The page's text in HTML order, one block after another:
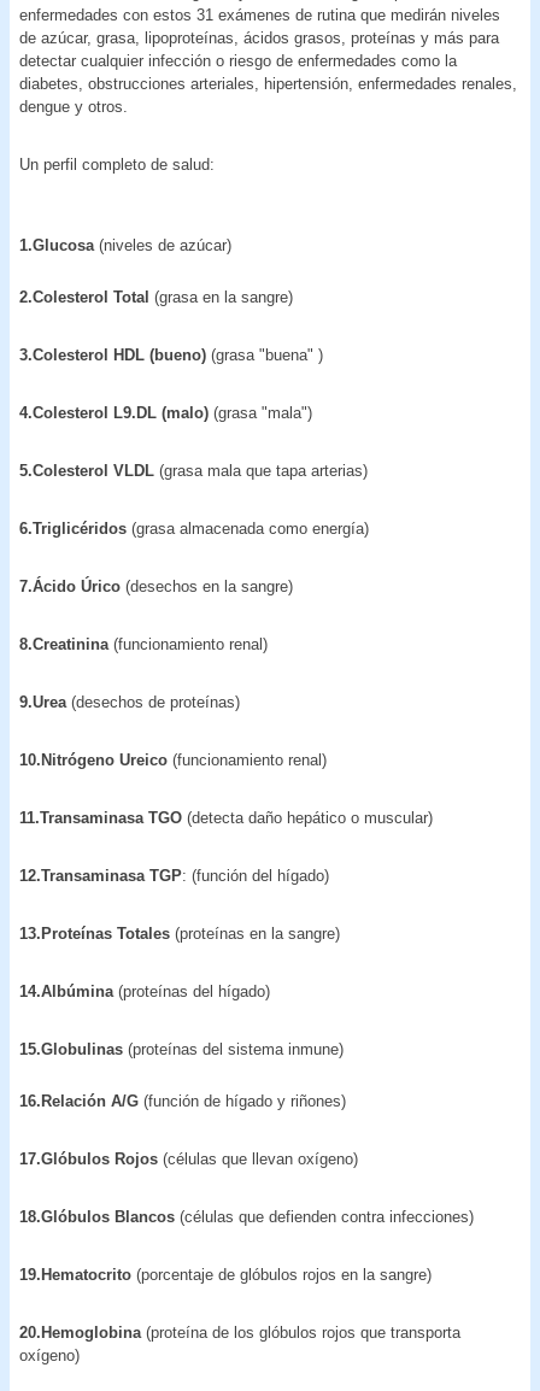
enfermedades con estos 31 exámenes de rutina que medirán niveles
de azúcar, grasa, lipoproteínas, ácidos grasos, proteínas y más para
detectar cualquier infección o riesgo de enfermedades como la
diabetes, obstrucciones arteriales, hipertensión, enfermedades renales,
dengue y otros.
Un perfil completo de salud:
1.Glucosa (niveles de azúcar)
2.Colesterol Total (grasa en la sangre)
3.Colesterol HDL (bueno) (grasa "buena" )
4.Colesterol L9.DL (malo) (grasa "mala")
5.Colesterol VLDL (grasa mala que tapa arterias)
6.Triglicéridos (grasa almacenada como energía)
7.Ácido Úrico (desechos en la sangre)
8.Creatinina (funcionamiento renal)
9.Urea (desechos de proteínas)
10.Nitrógeno Ureico (funcionamiento renal)
11.Transaminasa TGO (detecta daño hepático o muscular)
12.Transaminasa TGP: (función del hígado)
13.Proteínas Totales (proteínas en la sangre)
14.Albúmina (proteínas del hígado)
15.Globulinas (proteínas del sistema inmune)
16.Relación A/G (función de hígado y riñones)
17.Glóbulos Rojos (células que llevan oxígeno)
18.Glóbulos Blancos (células que defienden contra infecciones)
19.Hematocrito (porcentaje de glóbulos rojos en la sangre)
20.Hemoglobina (proteína de los glóbulos rojos que transporta
oxígeno)